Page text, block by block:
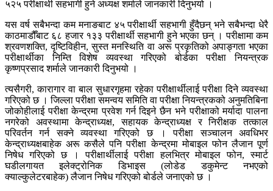
५२५ परीक्षार्थी सहभागी हुने अध्यक्ष शर्माले जानकारी दिनुभयो ।
यस वर्ष सबैभन्दा कम मनाङबाट ४५ परीक्षार्थी सहभागी हुँदैछन् भने सबैभन्दा धेरै
काठमाडौँबाट ६८ हजार १३३ परीक्षार्थी सहभागी हुने भएका छन् । परीक्षामा कम
श्रवणशक्ति, दृष्टिविहीन, सुस्त मनस्थिति वा अरू प्रकृतिको अपाङ्गता भएका
परीक्षार्थीका निम्ति विशेष व्यवस्था गरिएको बोर्डका परीक्षा नियन्त्रक
कृष्णप्रसाद शर्माले जानकारी दिनुभयो ।
त्यसैगरी, कारागार वा बाल सुधारगृहमा रहेका परीक्षार्थीलाई परीक्षा दिने व्यवस्था
गरिएको छ । जिल्ला परीक्षा समन्वय समिति वा परीक्षा नियन्त्रकको अनुमतिबिना
जोकोहीलाई परीक्षा केन्द्रमा प्रवेश गर्न दिइने छैन भने परीक्षाको मर्यादा पालना
नगरेको अवस्थामा केन्द्राध्यक्ष, सहायक केन्द्राध्यक्ष र निरीक्षक तत्काल
परिवर्तन गर्न सक्ने व्यवस्था गरिएको छ । परीक्षा सञ्चालन अवधिभर
केन्द्राध्यक्षबाहेक अरू कसैले पनि परीक्षा केन्द्रमा मोबाइल फोन लैजान पूर्ण
निषेध गरिएको छ । परीक्षार्थीलाई परीक्षा हलभित्र मोबाइल फोन, स्मार्ट
घडीलगायत इलेक्ट्रोनिक डिभाइस (लोडेड डकुमेन्ट नभएको
क्याल्कुलेटरबाहेक) लैजान निषेध गरिएको बोर्डले जनाएको छ ।